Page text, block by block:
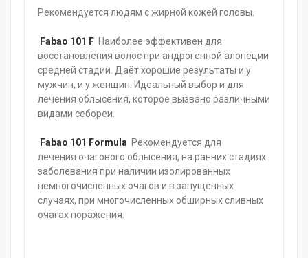
Рекомендуется людям с жирной кожей головы.
Fabao 101 F Наиболее эффективен для
восстановления волос при андрогенной алопеции
средней стадии. Даёт хорошие результаты и у
мужчин, и у женщин. Идеальный выбор и для
лечения облысения, которое вызвано различными
видами себореи.
Fabao 101 Formula Рекомендуется для
лечения очагового облысения, на ранних стадиях
заболевания при наличии изолированных
немногочисленных очагов и в запущенных
случаях, при многочисленных обширных сливных
очагах поражения.